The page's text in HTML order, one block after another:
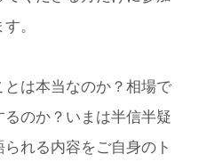
。
は本当なのか？相場で
のか？いまは半信半疑
れる内容をご自身のト